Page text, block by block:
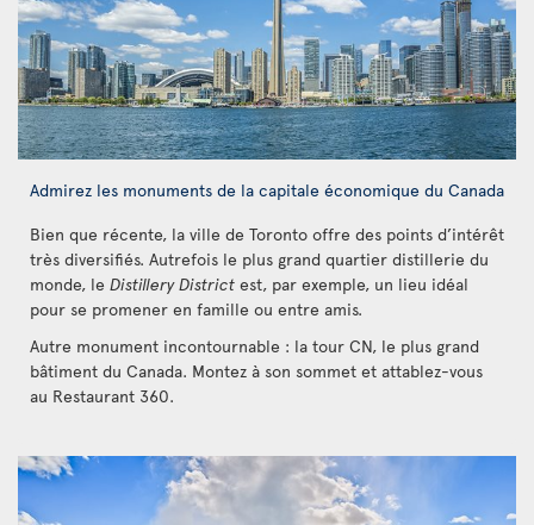
Admirez les monuments de la capitale économique du Canada
Bien que récente, la ville de Toronto offre des points d’intérêt
très diversifiés. Autrefois le plus grand quartier distillerie du
monde, le Distillery District est, par exemple, un lieu idéal
pour se promener en famille ou entre amis.
Autre monument incontournable : la tour CN, le plus grand
bâtiment du Canada. Montez à son sommet et attablez-vous
au Restaurant 360.